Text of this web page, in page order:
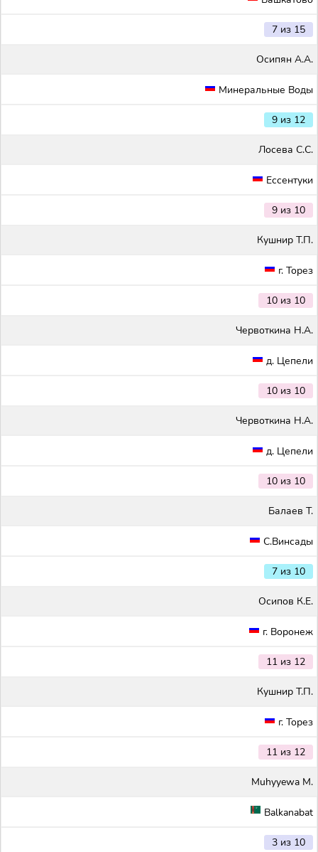
7 из 15
Осипян А.А.
Минеральные Воды
9 из 12
Лосева С.С.
Ессентуки
9 из 10
Кушнир Т.П.
г. Торез
10 из 10
Червоткина Н.А.
д. Цепели
10 из 10
Червоткина Н.А.
д. Цепели
10 из 10
Балаев Т.
С.Винсады
7 из 10
Осипов К.Е.
г. Воронеж
11 из 12
Кушнир Т.П.
г. Торез
11 из 12
Muhyyewa M.
Balkanabat
3 из 10